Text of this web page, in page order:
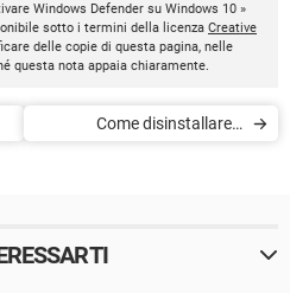
Windows Defender su Windows 10 »
sotto i termini della licenza Creative
delle copie di questa pagina, nelle
questa nota appaia chiaramente.
Come disinstallare il